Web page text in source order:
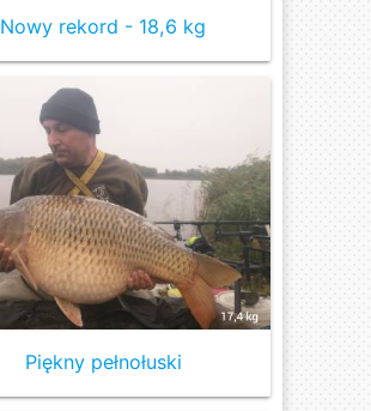
Nowy rekord - 18,6 kg
Piękny pełnołuski